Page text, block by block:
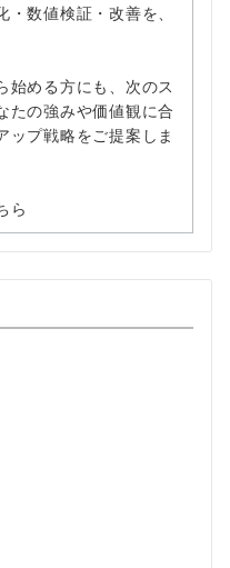
数値検証・改善を、
始める方にも、次のス
たの強みや価値観に合
ップ戦略をご提案しま
ら